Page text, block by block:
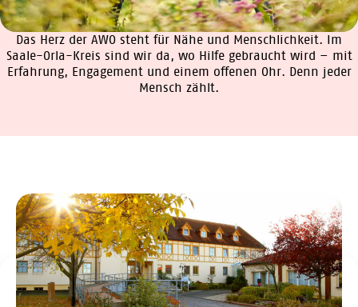
Das Herz der AWO steht für Nähe und Menschlichkeit. Im
Saale-Orla-Kreis sind wir da, wo Hilfe gebraucht wird – mit
Erfahrung, Engagement und einem offenen Ohr. Denn jeder
Mensch zählt.